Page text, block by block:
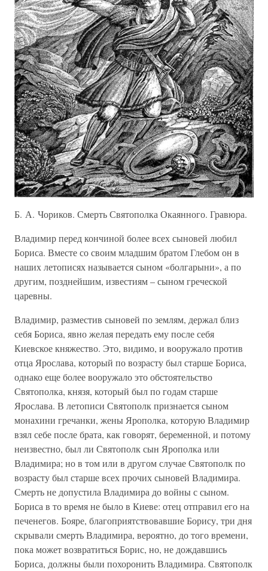
Б. А. Чориков. Смерть Святополка Окаянного. Гравюра.
Владимир перед кончиной более всех сыновей любил
Бориса. Вместе со своим младшим братом Глебом он в
наших летописях называется сыном «болгарыни», а по
другим, позднейшим, известиям – сыном греческой
царевны.
Владимир, разместив сыновей по землям, держал близ
себя Бориса, явно желая передать ему после себя
Киевское княжество. Это, видимо, и вооружало против
отца Ярослава, который по возрасту был старше Бориса,
однако еще более вооружало это обстоятельство
Святополка, князя, который был по годам старше
Ярослава. В летописи Святополк признается сыном
монахини гречанки, жены Ярополка, которую Владимир
взял себе после брата, как говорят, беременной, и потому
неизвестно, был ли Святополк сын Ярополка или
Владимира; но в том или в другом случае Святополк по
возрасту был старше всех прочих сыновей Владимира.
Смерть не допустила Владимира до войны с сыном.
Бориса в то время не было в Киеве: отец отправил его на
печенегов. Бояре, благоприятствовавшие Борису, три дня
скрывали смерть Владимира, вероятно, до того времени,
пока может возвратиться Борис, но, не дождавшись
Бориса, должны были похоронить Владимира. Святополк